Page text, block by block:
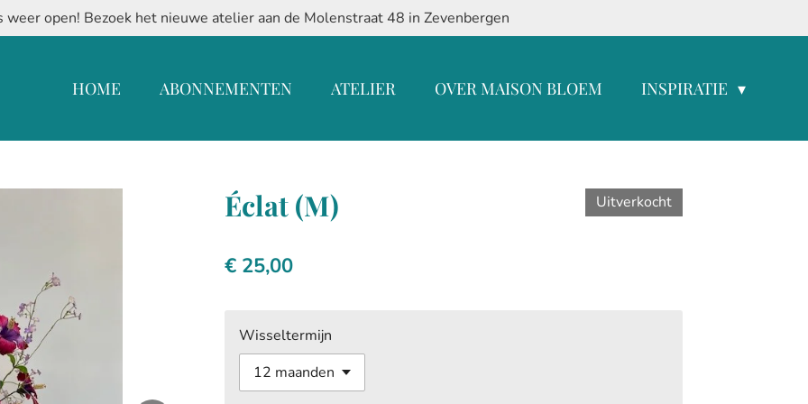
weer open! Bezoek het nieuwe atelier aan de Molenstraat 48 in Zevenbergen
HOME ABONNEMENTEN ATELIER OVER MAISON BLOEM INSPIRATIE
Éclat (M) Uitverkocht
€ 25,00
Wisseltermijn